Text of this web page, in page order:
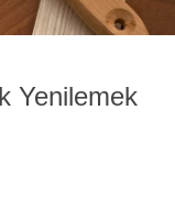
Yenilemek